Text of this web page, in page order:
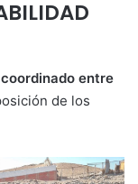
entre
de los